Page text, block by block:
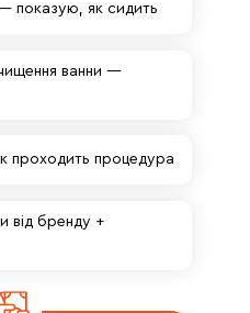
ванни —
від бренду +
показую, як сидить
проходить процедура